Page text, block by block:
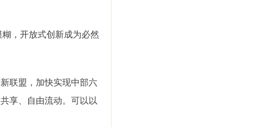
，开放式创新成为必然
联盟，加快实现中部六
享、自由流动。可以以